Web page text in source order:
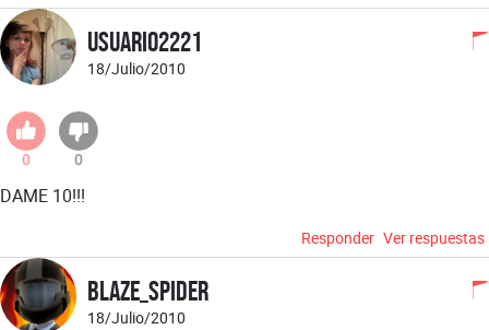
USUARIO2221
18/Julio/2010
0 0
DAME 10!!!
Responder Ver respuestas
Blaze_Spider
18/Julio/2010